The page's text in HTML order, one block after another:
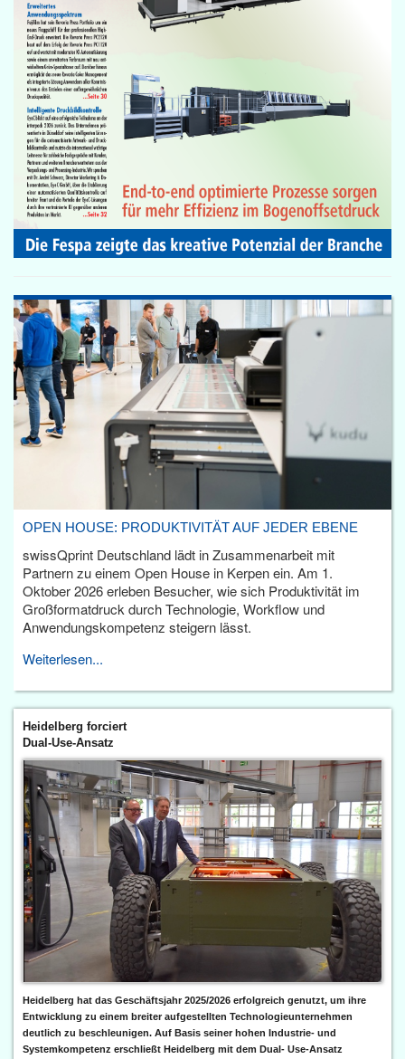
OPEN HOUSE: PRODUKTIVITÄT AUF JEDER EBENE
swissQprint Deutschland lädt in Zusammenarbeit mit
Partnern zu einem Open House in Kerpen ein. Am 1.
Oktober 2026 erleben Besucher, wie sich Produktivität im
Großformatdruck durch Technologie, Workflow und
Anwendungskompetenz steigern lässt.
Weiterlesen...
Heidelberg forciert
Dual-Use-Ansatz
Heidelberg hat das Geschäftsjahr 2025/2026 erfolgreich genutzt, um ihre
Entwicklung zu einem breiter aufgestellten Technologieunternehmen
deutlich zu beschleunigen. Auf Basis seiner hohen Industrie- und
Systemkompetenz erschließt Heidelberg mit dem Dual- Use-Ansatz